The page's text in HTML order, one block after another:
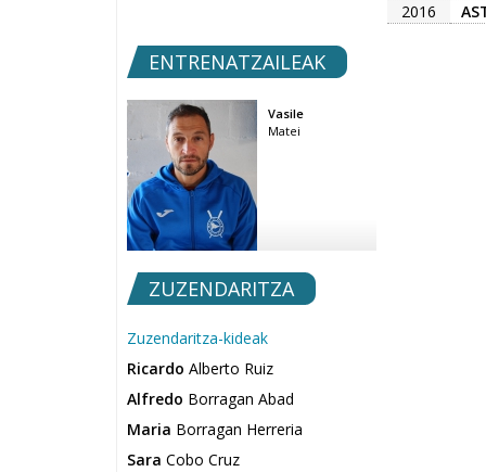
2016
ENTRENATZAILEAK
Vasile
Matei
ZUZENDARITZA
Zuzendaritza-kideak
Ricardo Alberto Ruiz
Alfredo Borragan Abad
Maria Borragan Herreria
Sara Cobo Cruz